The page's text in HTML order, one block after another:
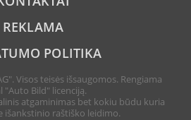
REKLAMA
POLITIKA
Visos teisės išsaugomos. Rengiama
"Auto Bild" licenciją.
atgaminimas bet kokiu būdu kuria
išankstinio raštiško leidimo.